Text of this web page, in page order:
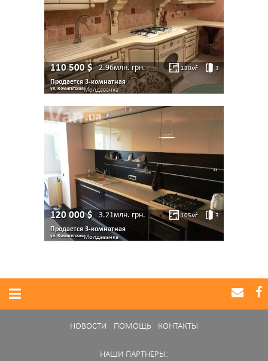
110 500$ 2.96млн.грн. 130м² 3
Продается 3-комнатная
ул. КомитетскаяМолдаванка
120 000$ 3.21млн. грн. 105м² 3
Продается 3-комнатная
ул. КомитетскаяМолдаванка
НОВОСТИ ПОМОЩЬ КОНТАКТЫ
НАШИ ПАРТНЕРЫ: